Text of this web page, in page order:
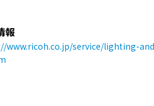
報
www.ricoh.co.jp/service/lighting-